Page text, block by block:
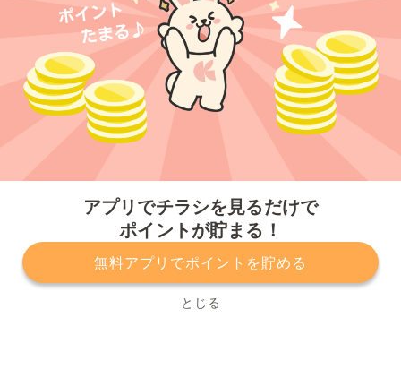
アプリでチラシを見るだけで
ポイントが貯まる！
無料アプリでポイントを貯める
とじる
プライバシーポリシー 利用規約
運営会社
サービスに関してのお問い合わせ